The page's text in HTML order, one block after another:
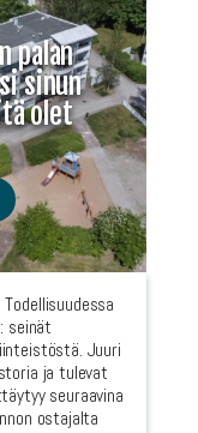
palan
sinun
olet
seinät
Juuri
ja tulevat
seuraavina
ostajalta